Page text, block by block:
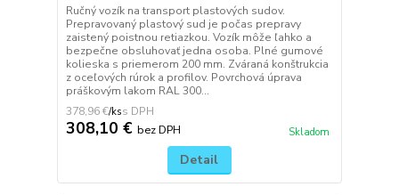
Ručný vozík na transport plastových sudov.
Prepravovaný plastový sud je počas prepravy
zaistený poistnou retiazkou. Vozík môže ľahko a
bezpečne obsluhovať jedna osoba. Plné gumové
kolieska s priemerom 200 mm. Zváraná konštrukcia
z oceľových rúrok a profilov. Povrchová úprava
práškovým lakom RAL 300...
378,96 €/ks
308,10 € bez DPH Skladom
Detail